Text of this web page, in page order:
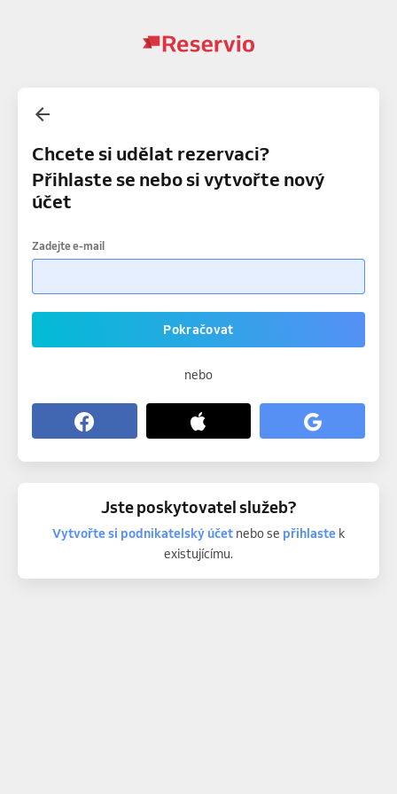
Chcete si udělat rezervaci?
Přihlaste se nebo si vytvořte nový
účet
Zadejte e-mail
Pokračovat
nebo
Jste poskytovatel služeb?
Vytvořte si podnikatelský účetnebo se přihlastek
existujícímu.